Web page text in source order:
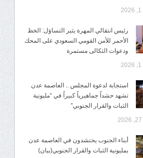
رئيس انتقالي المهرة يثير التساؤل: الخط
الأحمر للأمن القومي السعودي على المحك
ودعوات الثكالى مستمرة
استجابة لدعوة المجلس .. العاصمة عدن
تشهد حشداً جماهيرياً كبيراً في “مليونية
الثبات والقرار الجنوبي”
أبناء الجنوب يحتشدون في العاصمة عدن
بمليونية الثبات والقرار الجنوبي(بيان)